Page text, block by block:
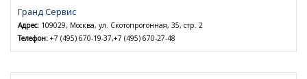
Гранд Сервис
Адрес: 109029, Москва, ул. Скотопрогонная, 35, стр. 2
Телефон: +7 (495) 670-19-37,+7 (495) 670-27-48